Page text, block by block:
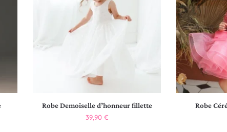
Robe Demoiselle d’honneur fillette
39,90 €
Robe